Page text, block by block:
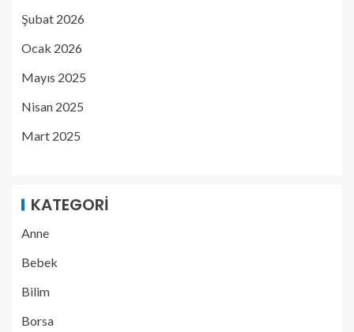
Şubat 2026
Ocak 2026
Mayıs 2025
Nisan 2025
Mart 2025
KATEGORI
Anne
Bebek
Bilim
Borsa